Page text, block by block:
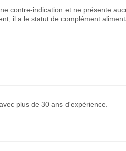
contre-indication et ne présente
il a le statut de complément
plus de 30 ans d'expérience.